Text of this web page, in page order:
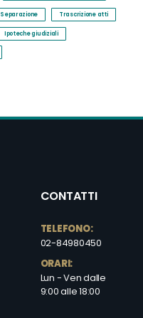
Separazione Trascrizione atti
Ipoteche giudiziali
CONTATTI
TELEFONO:
02-84980450
ORARI:
Lun - Ven dalle
9:00 alle 18:00